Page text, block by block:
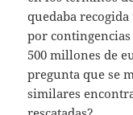
quedaba
por contingencias
500 millones de
pregunta que se
similares